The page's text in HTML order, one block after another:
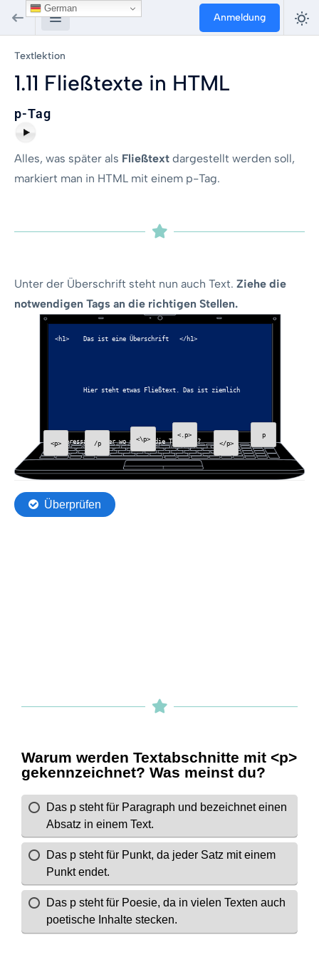
Anmeldung
Textlektion
1.11 Fließtexte in HTML
p-Tag
Alles, was später als Fließtext dargestellt werden soll,
markiert man in HTML mit einem p-Tag.
Unter der Überschrift steht nun auch Text. Ziehe die
notwendigen Tags an die richtigen Stellen.
German